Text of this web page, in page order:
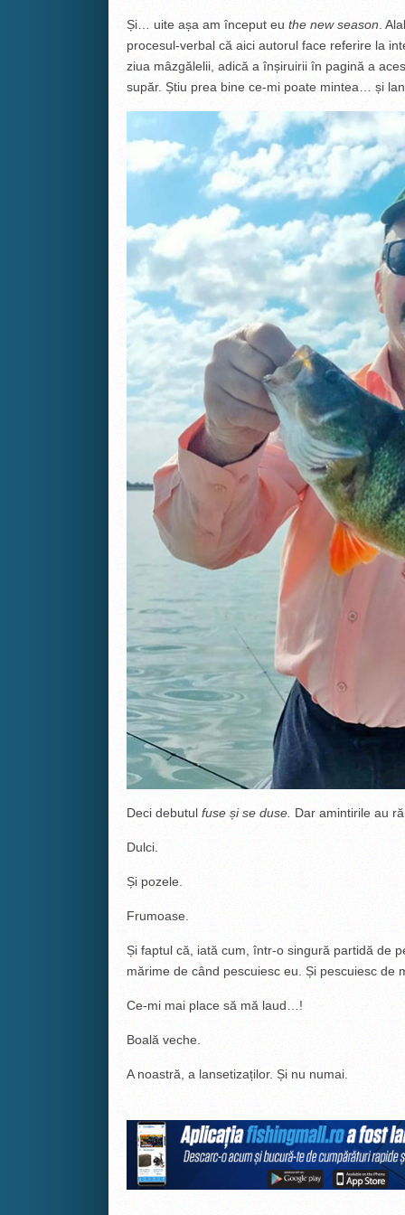
Și… uite așa am început eu the new season.
procesul-verbal că aici autorul face referire la
ziua mâzgălelii, adică a înșiruirii în pagină a
supăr. Știu prea bine ce-mi poate mintea… și
Deci debutul fuse și se duse. Dar amintirile au
Dulci.
Și pozele.
Frumoase.
Și faptul că, iată cum, într-o singură partidă de
mărime de când pescuiesc eu. Și pescuiesc
Ce-mi mai place să mă laud…!
Boală veche.
A noastră, a lansetizaților. Și nu numai.